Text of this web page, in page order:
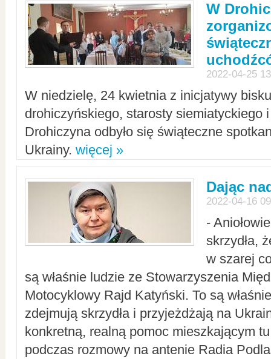
W
2022-04-25
W niedzielę, 24 kwietnia z inicjatywy
drohiczyńskiego, starosty siemiatyckiego
Drohiczyna odbyło się świąteczne
Ukrainy. więcej »
Dając
2022-04-16
-
skrzydła,
w szarej
są właśnie ludzie ze Stowarzyszenia
Motocyklowy Rajd Katyński. To są
zdejmują skrzydła i przyjeżdżają na
konkretną, realną pomoc mieszkającym
podczas rozmowy na antenie Radia